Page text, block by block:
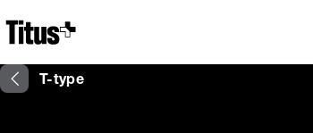
Home
T-type